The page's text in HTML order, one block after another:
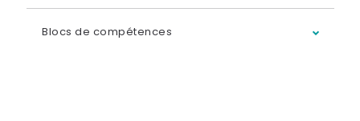
Blocs de compétences